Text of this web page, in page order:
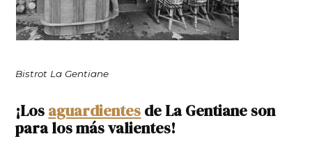
Bistrot La Gentiane
¡Los aguardientes de La Gentiane son
para los más valientes!